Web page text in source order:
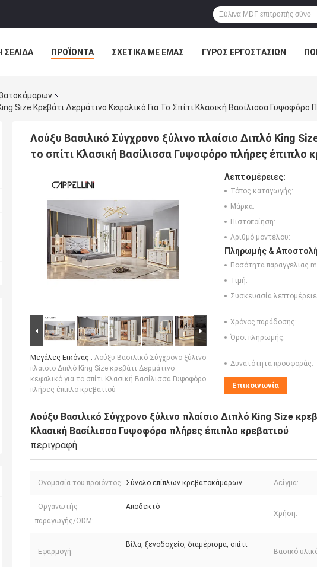
ΣΕΛΊΔΑ ΠΡΟΪΌΝΤΑ ΣΧΕΤΙΚΆ ΜΕ ΕΜΆΣ ΓΎΡΟΣ ΕΡΓΟΣΤΑΣΊΩΝ
Λούξυ Βασιλικό Σύγχρονο ξύλινο πλαίσιο Διπλό King
το σπίτι Κλασική Βασίλισσα Γυψοφόρο πλήρες έπιπλο
Μεγάλες Εικόνας : Λούξυ Βασιλικό Σύγχρονο ξύλινο
πλαίσιο Διπλό King Size κρεβάτι Δερμάτινο
κεφαλικό για το σπίτι Κλασική Βασίλισσα Γυψοφόρο
πλήρες έπιπλο κρεβατιού
Λεπτομέρειες:
Τόπος καταγωγής:
Μάρκα:
Πιστοποίηση:
Αριθμό μοντέλου:
Πληρωμής &
Ποσότητα παραγγελίας
Τιμή:
Συσκευασία
Χρόνος παράδοσης:
Όροι πληρωμής:
Δυνατότητα προσφοράς:
Επικοινωνία
Λούξυ Βασιλικό Σύγχρονο ξύλινο πλαίσιο Διπλό King Size
Κλασική Βασίλισσα Γυψοφόρο πλήρες έπιπλο κρεβατιού
περιγραφή
Ονομασία του προϊόντος: Σύνολο επίπλων κρεβατοκάμαρων Δείγμα:
Οργανωτής
παραγωγής/ODM:
Αποδεκτό
Χρήση:
Εφαρμογή:
Βίλα, ξενοδοχείο, διαμέρισμα, σπίτι
Βασικό